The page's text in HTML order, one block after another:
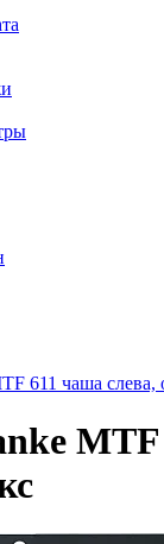
611 чаша слева,
MTF